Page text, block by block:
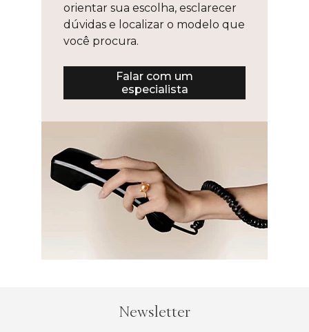
orientar sua escolha, esclarecer
dúvidas e localizar o modelo que
você procura.
Falar com um
especialista
Newsletter